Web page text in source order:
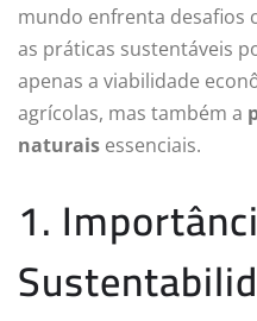
mundo enfrenta desafios
as práticas sustentáveis
apenas a viabilidade
agrícolas, mas também a
naturais essenciais.
1.